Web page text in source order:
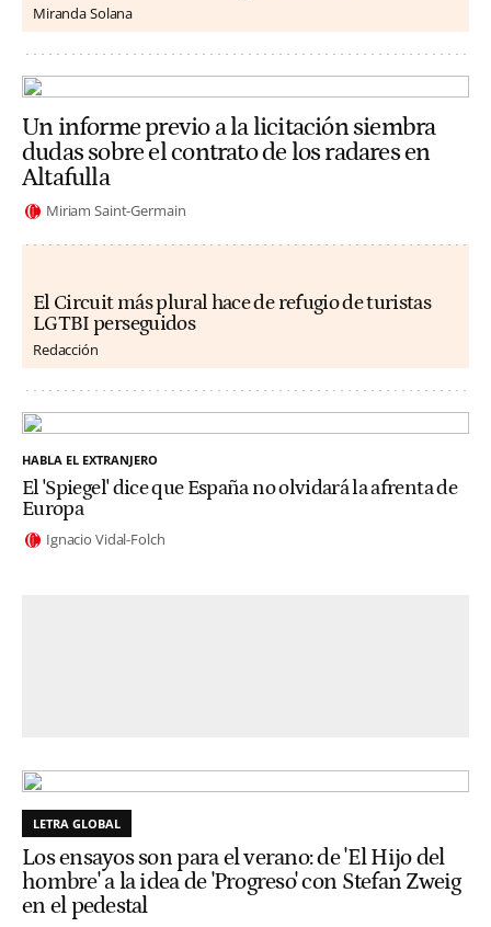
Miranda Solana
Un informe previo a la licitación siembra
dudas sobre el contrato de los radares en
Altafulla
Miriam Saint-Germain
El Circuit más plural hace de refugio de turistas
LGTBI perseguidos
Redacción
HABLA EL EXTRANJERO
El 'Spiegel' dice que España no olvidará la afrenta de
Europa
Ignacio Vidal-Folch
LETRA GLOBAL
Los ensayos son para el verano: de 'El Hijo del
hombre' a la idea de 'Progreso' con Stefan Zweig
en el pedestal